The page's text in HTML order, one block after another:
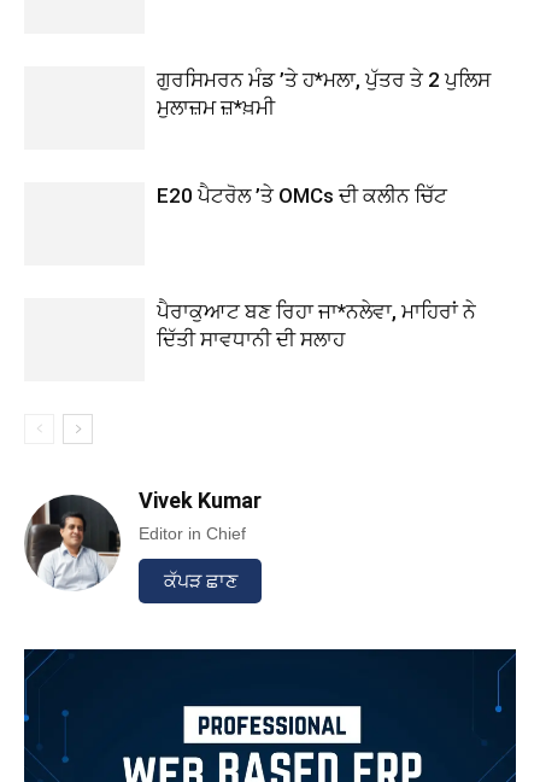
ਗੁਰਸਿਮਰਨ ਮੰਡ ’ਤੇ ਹ*ਮਲਾ, ਪੁੱਤਰ ਤੇ 2 ਪੁਲਿਸ
ਮੁਲਾਜ਼ਮ ਜ਼*ਖ਼ਮੀ
E20 ਪੈਟਰੋਲ ’ਤੇ OMCs ਦੀ ਕਲੀਨ ਚਿੱਟ
ਪੈਰਾਕੁਆਟ ਬਣ ਰਿਹਾ ਜਾ*ਨਲੇਵਾ, ਮਾਹਿਰਾਂ ਨੇ
ਦਿੱਤੀ ਸਾਵਧਾਨੀ ਦੀ ਸਲਾਹ
Vivek Kumar
Editor in Chief
ਕੱਪੜ ਛਾਣ